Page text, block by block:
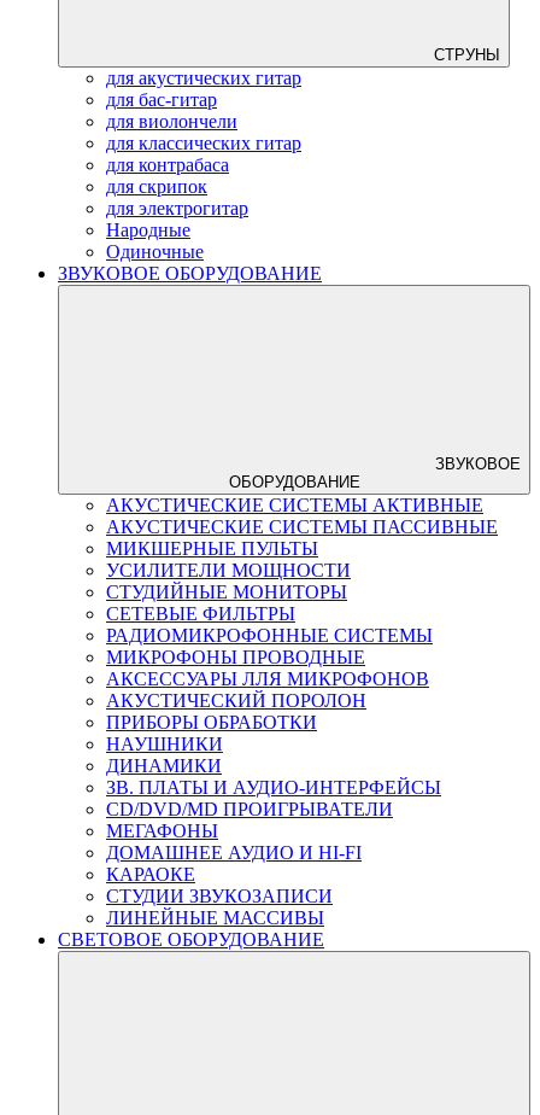
СТРУНЫ
для акустических гитар
для бас-гитар
для виолончели
для классических гитар
для контрабаса
для скрипок
для электрогитар
Народные
Одиночные
ЗВУКОВОЕ ОБОРУДОВАНИЕ
ЗВУКОВОЕ
ОБОРУДОВАНИЕ
АКУСТИЧЕСКИЕ СИСТЕМЫ АКТИВНЫЕ
АКУСТИЧЕСКИЕ СИСТЕМЫ ПАССИВНЫЕ
МИКШЕРНЫЕ ПУЛЬТЫ
УСИЛИТЕЛИ МОЩНОСТИ
СТУДИЙНЫЕ МОНИТОРЫ
СЕТЕВЫЕ ФИЛЬТРЫ
РАДИОМИКРОФОННЫЕ СИСТЕМЫ
МИКРОФОНЫ ПРОВОДНЫЕ
АКСЕССУАРЫ ЛЛЯ МИКРОФОНОВ
АКУСТИЧЕСКИЙ ПОРОЛОН
ПРИБОРЫ ОБРАБОТКИ
НАУШНИКИ
ДИНАМИКИ
ЗВ. ПЛАТЫ И АУДИО-ИНТЕРФЕЙСЫ
CD/DVD/MD ПРОИГРЫВАТЕЛИ
МЕГАФОНЫ
ДОМАШНЕЕ АУДИО И HI-FI
КАРАОКЕ
СТУДИИ ЗВУКОЗАПИСИ
ЛИНЕЙНЫЕ МАССИВЫ
СВЕТОВОЕ ОБОРУДОВАНИЕ